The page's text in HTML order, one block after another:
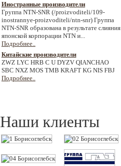
Иностранные производители
Группа NTN-SNR (/proizvoditeli/109-
inostrannye-proizvoditeli/ntn-snr) Группа
NTN-SNR образована в результате слияния
японской корпорации NTN и...
Подробнее..
Китайские производители
ZWZ LYC HRB C U DYZV QIANCHAO
SBC NXZ MOS TMB KRAFT KG NIS FBJ
Подробнее..
Наши клиенты